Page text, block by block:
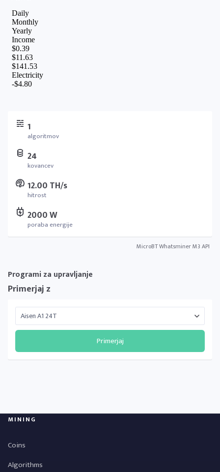
1
algoritmov
24
kovancev
12.00 TH/s
hitrost
2000 W
poraba energije
MicroBT Whatsminer M3 API
Programi za upravljanje
Primerjaj z
Primerjaj
MINING
Coins
Algorithms